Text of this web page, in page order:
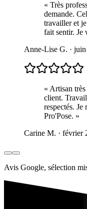
« Très
demande.
travailler et
fait sentir. Je
Anne-Lise G. ·
« Artisan
client.
respectés. Je
Pro'Pose. »
Carine M. · février
Avis Google, sélection